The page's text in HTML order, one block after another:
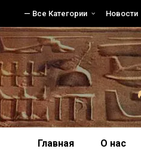
— Все Категории Новости
Главная О нас